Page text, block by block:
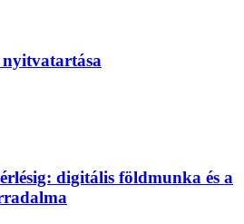
digitális földmunka és a